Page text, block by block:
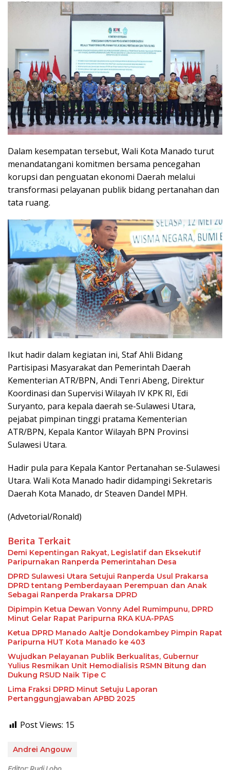
Dalam kesempatan tersebut, Wali Kota Manado turut
menandatangani komitmen bersama pencegahan
korupsi dan penguatan ekonomi Daerah melalui
transformasi pelayanan publik bidang pertanahan dan
tata ruang.
Ikut hadir dalam kegiatan ini, Staf Ahli Bidang
Partisipasi Masyarakat dan Pemerintah Daerah
Kementerian ATR/BPN, Andi Tenri Abeng, Direktur
Koordinasi dan Supervisi Wilayah IV KPK RI, Edi
Suryanto, para kepala daerah se-Sulawesi Utara,
pejabat pimpinan tinggi pratama Kementerian
ATR/BPN, Kepala Kantor Wilayah BPN Provinsi
Sulawesi Utara.
Hadir pula para Kepala Kantor Pertanahan se-Sulawesi
Utara. Wali Kota Manado hadir didampingi Sekretaris
Daerah Kota Manado, dr Steaven Dandel MPH.
(Advetorial/Ronald)
Berita Terkait
Demi Kepentingan Rakyat, Legislatif dan Eksekutif
Paripurnakan Ranperda Pemerintahan Desa
DPRD Sulawesi Utara Setujui Ranperda Usul Prakarsa
DPRD tentang Pemberdayaan Perempuan dan Anak
Sebagai Ranperda Prakarsa DPRD
Dipimpin Ketua Dewan Vonny Adel Rumimpunu, DPRD
Minut Gelar Rapat Paripurna RKA KUA-PPAS
Ketua DPRD Manado Aaltje Dondokambey Pimpin Rapat
Paripurna HUT Kota Manado ke 403
Wujudkan Pelayanan Publik Berkualitas, Gubernur
Yulius Resmikan Unit Hemodialisis RSMN Bitung dan
Dukung RSUD Naik Tipe C
Lima Fraksi DPRD Minut Setuju Laporan
Pertanggungjawaban APBD 2025
Post Views: 15
Andrei Angouw